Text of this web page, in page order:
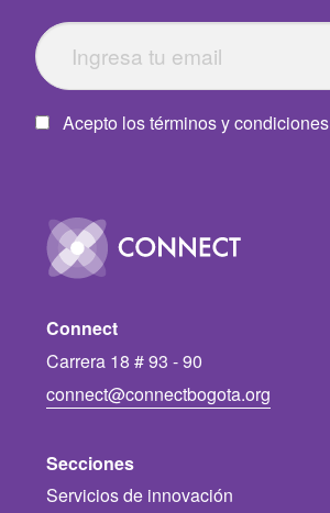
Acepto los términos y condiciones
Image
Connect
Carrera 18 # 93 - 90
connect@connectbogota.org
Secciones
Servicios de innovación